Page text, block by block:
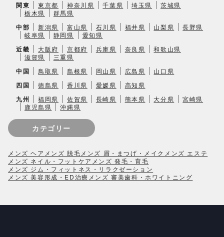
関東 東京都 神奈川県 千葉県 埼玉県
茨城県
栃木県
群馬県
中部 新潟県 富山県 石川県 福井県 山梨県
長野県
岐阜県
静岡県 愛知県
近畿 大阪府 京都府 兵庫県 奈良県
和歌山県
滋賀県
三重県
中国 鳥取県 島根県 岡山県 広島県 山口県
四国 徳島県 香川県 愛媛県 高知県
九州 福岡県 佐賀県 長崎県 熊本県 大分県
宮崎県
鹿児島県
沖縄県
カテゴリー
メンズ ヘア メンズ 脱毛 メンズ 眉・まつげ・メイク メンズ エステ
メンズ ネイル・フットケア メンズ 発毛・育毛
メンズ ジム・フィットネス・リラクゼーション
メンズ 美容形成・ED治療 メンズ 審美歯科・ホワイトニング